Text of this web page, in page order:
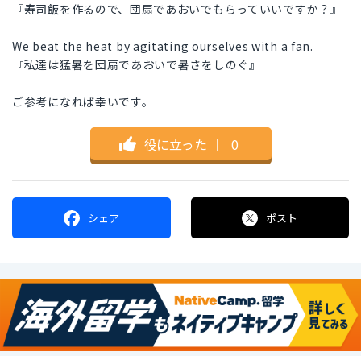
『寿司飯を作るので、団扇であおいでもらっていいですか？』
We beat the heat by agitating ourselves with a fan.
『私達は猛暑を団扇であおいで暑さをしのぐ』
ご参考になれば幸いです。
役に立った ｜ 0
シェア ポスト